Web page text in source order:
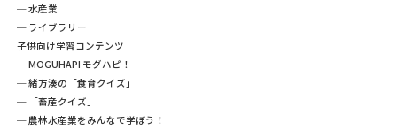
─ 水産業
─ ライブラリー
子供向け学習コンテンツ
─ MOGUHAPI モグハピ！
─ 緒方湊の「食育クイズ」
─ 「畜産クイズ」
─ 農林水産業をみんなで学ぼう！